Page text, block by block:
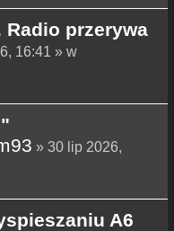
Radio przerywa
16:41 » w
» 30 lip 2026,
A6